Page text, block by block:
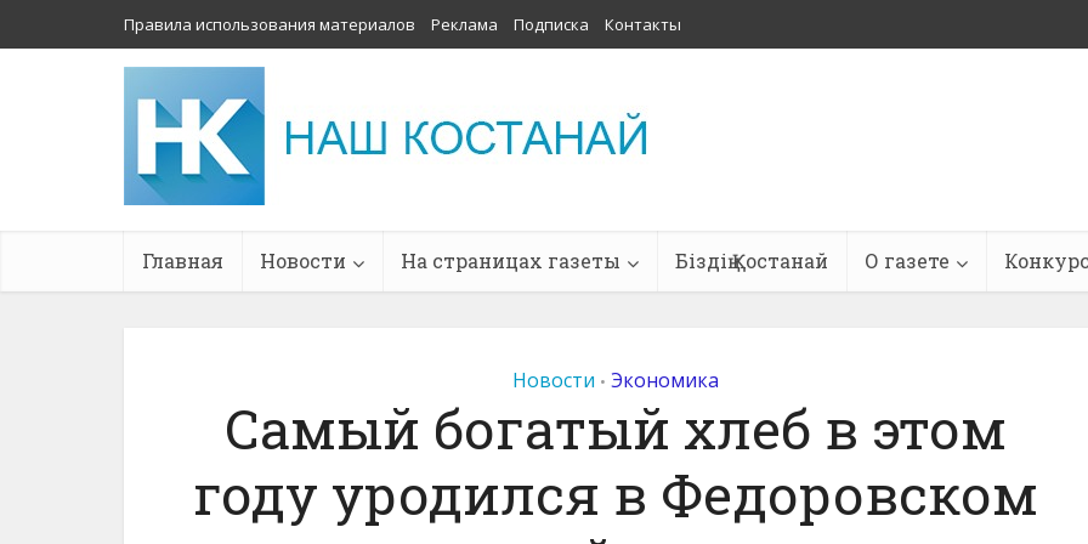
Правила использования материалов Реклама Подписка Контакты
Главная Новости На страницах газеты Біздің Қостанай О газете
Новости • Экономика
Самый богатый хлеб в этом
году уродился в Федоровском